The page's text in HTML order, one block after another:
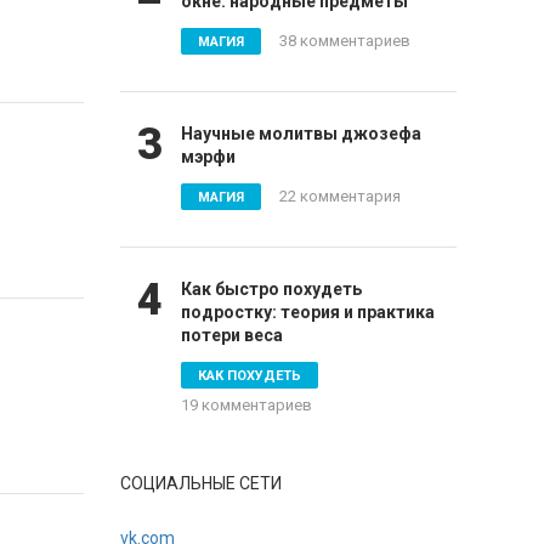
МАГИЯ 38 комментариев
3
Научные молитвы джозефа
мэрфи
МАГИЯ 22 комментария
4
Как быстро похудеть
подростку: теория и практика
потери веса
КАК ПОХУДЕТЬ
19 комментариев
СОЦИАЛЬНЫЕ СЕТИ
vk.com